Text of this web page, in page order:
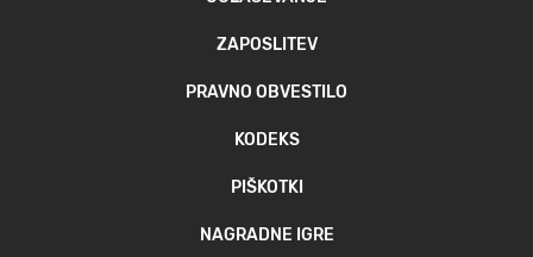
ZAPOSLITEV
PRAVNO OBVESTILO
KODEKS
PIŠKOTKI
NAGRADNE IGRE